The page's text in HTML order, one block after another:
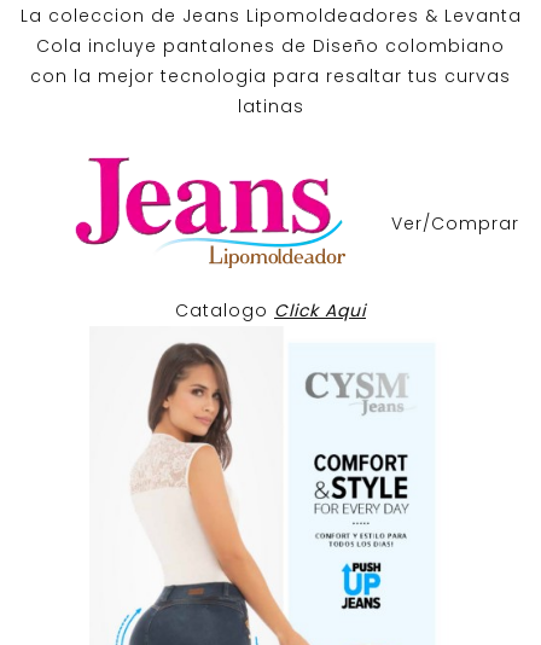
La coleccion de Jeans Lipomoldeadores & Levanta
Cola incluye pantalones de Diseño colombiano
con la mejor tecnologia para resaltar tus curvas
latinas
Ver/Comprar
Catalogo Click Aqui